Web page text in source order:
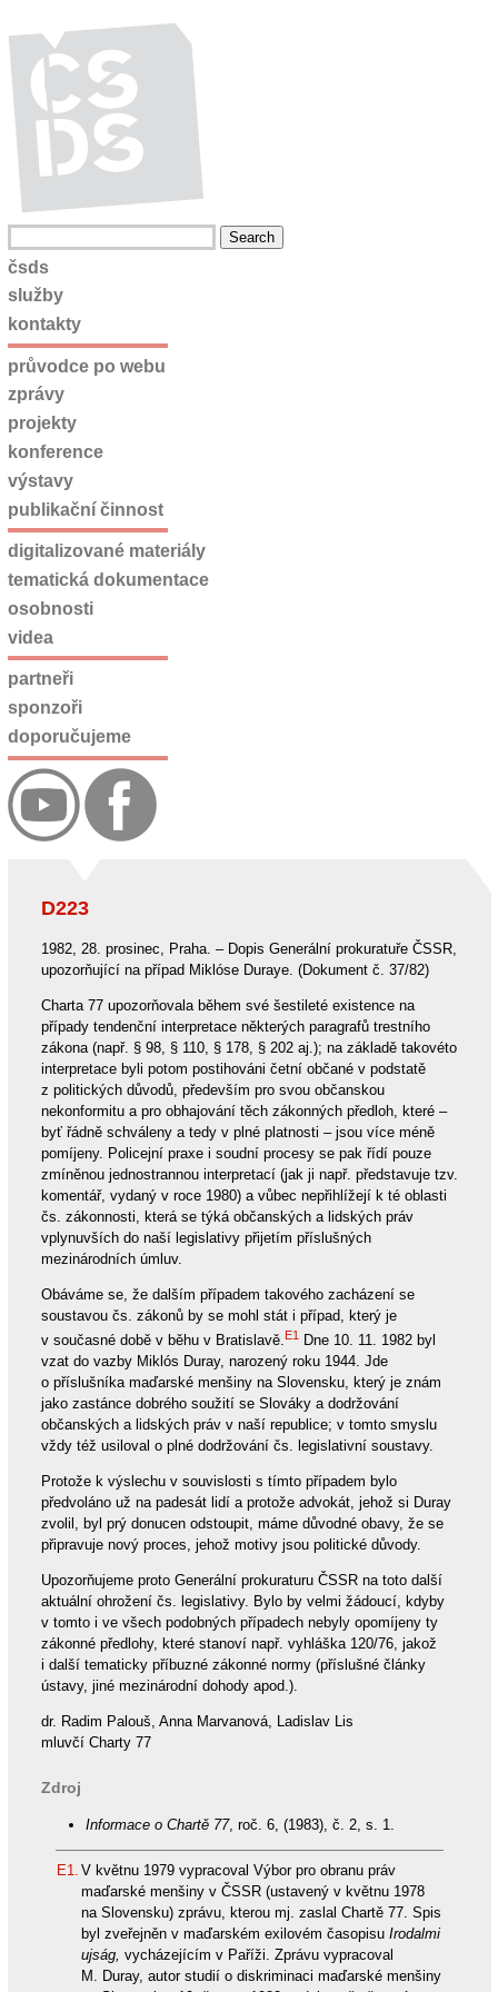
D223
1982, 28. prosinec, Praha. – Dopis Generální prokuratuře ČSSR,
upozorňující na případ Miklóse Duraye. (Dokument č. 37/82)
Charta 77 upozorňovala během své šestileté existence na
případy tendenční interpretace některých paragrafů trestního
zákona (např. § 98, § 110, § 178, § 202 aj.); na základě takovéto
interpretace byli potom postihováni četní občané v podstatě
z politických důvodů, především pro svou občanskou
nekonformitu a pro obhajování těch zákonných předloh, které –
byť řádně schváleny a tedy v plné platnosti – jsou více méně
pomíjeny. Policejní praxe i soudní procesy se pak řídí pouze
zmíněnou jednostrannou interpretací (jak ji např. představuje tzv.
komentář, vydaný v roce 1980) a vůbec nepřihlížejí k té oblasti
čs. zákonnosti, která se týká občanských a lidských práv
vplynuvších do naší legislativy přijetím příslušných
mezinárodních úmluv.
Obáváme se, že dalším případem takového zacházení se
soustavou čs. zákonů by se mohl stát i případ, který je
v současné době v běhu v Bratislavě.E1Dne 10. 11. 1982 byl
vzat do vazby Miklós Duray, narozený roku 1944. Jde
o příslušníka maďarské menšiny na Slovensku, který je znám
jako zastánce dobrého soužití se Slováky a dodržování
občanských a lidských práv v naší republice; v tomto smyslu
vždy též usiloval o plné dodržování čs. legislativní soustavy.
Protože k výslechu v souvislosti s tímto případem bylo
předvoláno už na padesát lidí a protože advokát, jehož si Duray
zvolil, byl prý donucen odstoupit, máme důvodné obavy, že se
připravuje nový proces, jehož motivy jsou politické důvody.
Upozorňujeme proto Generální prokuraturu ČSSR na toto další
aktuální ohrožení čs. legislativy. Bylo by velmi žádoucí, kdyby
v tomto i ve všech podobných případech nebyly opomíjeny ty
zákonné předlohy, které stanoví např. vyhláška 120/76, jakož
i další tematicky příbuzné zákonné normy (příslušné články
ústavy, jiné mezinárodní dohody apod.).
dr. Radim Palouš, Anna Marvanová, Ladislav Lis
mluvčí Charty 77
Zdroj
Informace o Chartě 77, roč. 6, (1983), č. 2, s. 1.
E1. V květnu 1979 vypracoval Výbor pro obranu práv
maďarské menšiny v ČSSR (ustavený v květnu 1978
na Slovensku) zprávu, kterou mj. zaslal Chartě 77. Spis
byl zveřejněn v maďarském exilovém časopisu Irodalmi
ujság, vycházejícím v Paříži. Zprávu vypracoval
M. Duray, autor studií o diskriminaci maďarské menšiny
čsds
služby
kontakty
průvodce po webu
zprávy
projekty
konference
výstavy
publikační činnost
digitalizované materiály
tematická dokumentace
osobnosti
videa
partneři
sponzoři
doporučujeme